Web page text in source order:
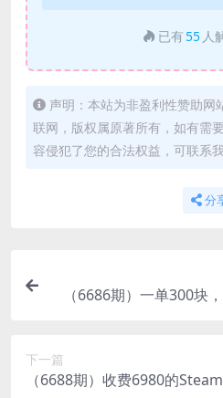
已有 55 人
声明：本站为非盈利性赞助网
联网，版权属原著所有，如有需
容侵犯了您的合法权益，可联系
分
（6686期）一单300块
下一篇
（6688期）收费6980的